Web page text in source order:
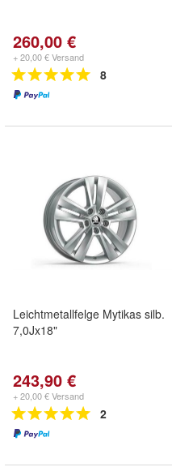
260,00 €
+ 20,00 € Versand
8
Leichtmetallfelge Mytikas silb.
7,0Jx18"
243,90 €
+ 20,00 € Versand
2